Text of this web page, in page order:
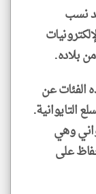
نسب
بلاده.
الفئات عن
التايوانية.
وهي
على